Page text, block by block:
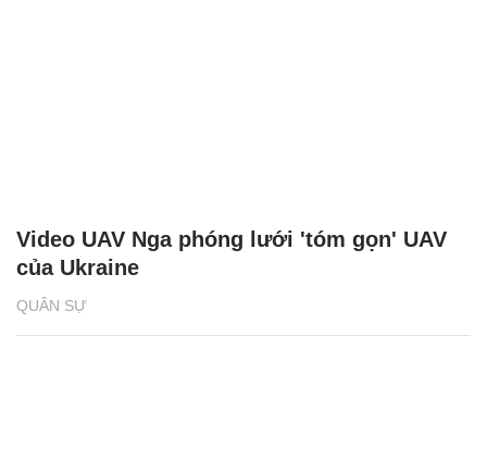
QUÂN SỰ
Video UAV Nga phóng lưới 'tóm gọn' UAV
của Ukraine